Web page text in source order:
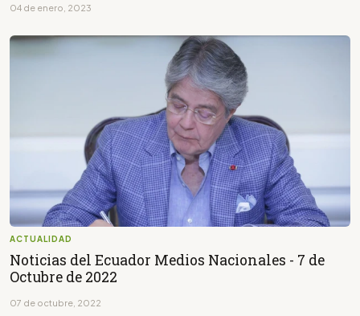
04 de enero, 2023
ACTUALIDAD
Noticias del Ecuador Medios Nacionales - 7 de
Octubre de 2022
07 de octubre, 2022